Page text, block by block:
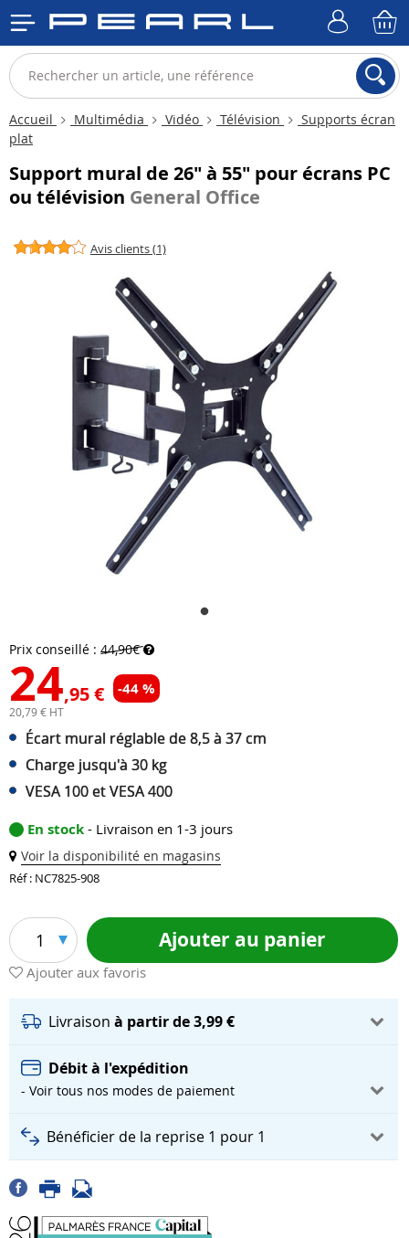
Accueil Multimédia Vidéo Télévision
Supports écran
plat
Support mural de 26" à 55" pour écrans PC
ou télévision General Office
Avis clients (1)
Prix conseillé : 44,90€
24,95 € -44 %
20,79 € HT
Écart mural réglable de 8,5 à 37 cm
Charge jusqu'à 30 kg
VESA 100 et VESA 400
En stock - Livraison en 1-3 jours
Voir la disponibilité en magasins
Réf : NC7825-908
1 Ajouter au panier
Ajouter aux favoris
Livraison à partir de 3,99 €
Débit à l'expédition
- Voir tous nos modes de paiement
Bénéficier de la reprise 1 pour 1